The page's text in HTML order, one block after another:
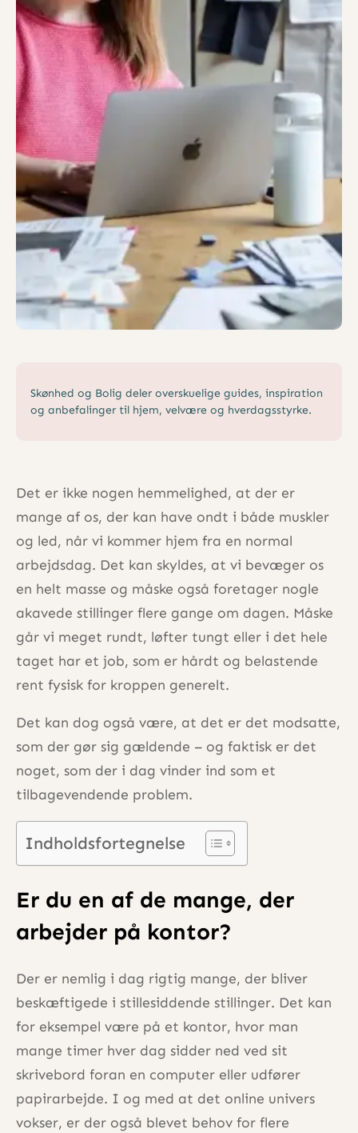
Skønhed og Bolig deler overskuelige guides, inspiration
og anbefalinger til hjem, velvære og hverdagsstyrke.
Det er ikke nogen hemmelighed, at der er
mange af os, der kan have ondt i både muskler
og led, når vi kommer hjem fra en normal
arbejdsdag. Det kan skyldes, at vi bevæger os
en helt masse og måske også foretager nogle
akavede stillinger flere gange om dagen. Måske
går vi meget rundt, løfter tungt eller i det hele
taget har et job, som er hårdt og belastende
rent fysisk for kroppen generelt.
Det kan dog også være, at det er det modsatte,
som der gør sig gældende – og faktisk er det
noget, som der i dag vinder ind som et
tilbagevendende problem.
Indholdsfortegnelse
Er du en af de mange, der
arbejder på kontor?
Der er nemlig i dag rigtig mange, der bliver
beskæftigede i stillesiddende stillinger. Det kan
for eksempel være på et kontor, hvor man
mange timer hver dag sidder ned ved sit
skrivebord foran en computer eller udfører
papirarbejde. I og med at det online univers
vokser, er der også blevet behov for flere